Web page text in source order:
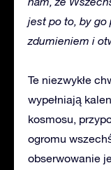
jest po to, by go
zdumieniem i
Te niezwykłe
wypełniają
kosmosu,
ogromu
obserwowanie